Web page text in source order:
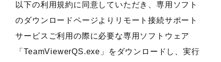
以下の利用規約に同意していただき、専用ソフト
のダウンロードページよりリモート接続サポート
サービスご利用の際に必要な専用ソフトウェア
「TeamViewerQS.exe」をダウンロードし、実行